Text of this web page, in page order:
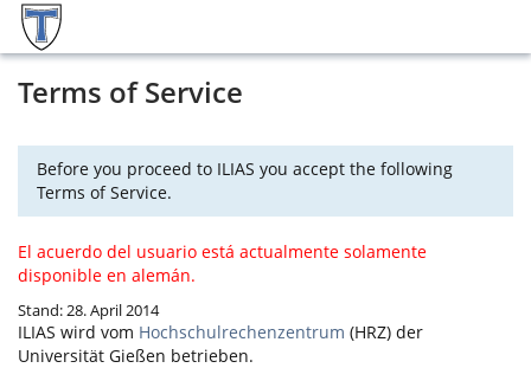
Terms of Service
Before you proceed to ILIAS you accept the following
Terms of Service.
El acuerdo del usuario está actualmente solamente
disponible en alemán.
Stand: 28. April 2014
ILIAS wird vom Hochschulrechenzentrum (HRZ) der
Universität Gießen betrieben.